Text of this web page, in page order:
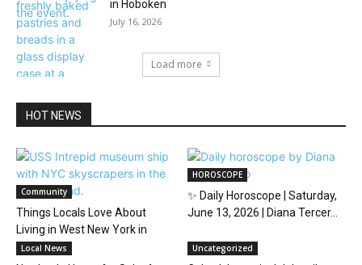
in Hoboken
July 16, 2026
Load more
HOT NEWS
Community
Things Locals Love About
Living in West New York in
2026
HOROSCOPE
✨ Daily Horoscope | Saturday,
June 13, 2026 | Diana Tercer...
Local News Uncategorized